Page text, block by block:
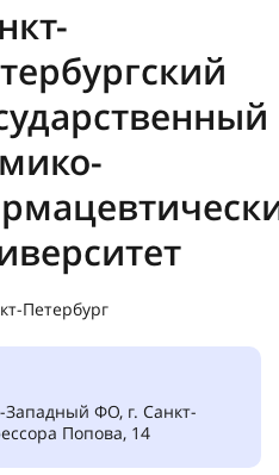
Петербург
Западный ФО, г. Санкт-
Попова, 14